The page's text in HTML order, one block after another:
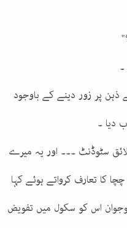
پر زور دینے کے باوجود
دیا ۔
سٹوڈنٹ ۔۔۔ اور یہ میرے
کا تعارف کرواتے ہوئے کہا
اس کو سکول میں تفویض